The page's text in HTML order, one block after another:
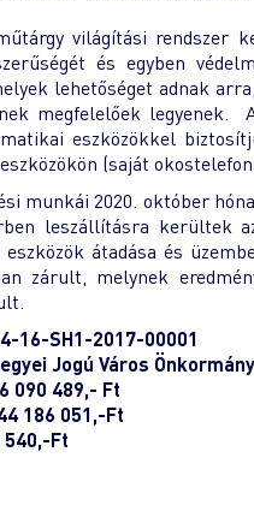
világítási
és egyben
lehetőséget adnak
megfelelőek
eszközökkel
(saját
munkái 2020. október
leszállításra kerültek
átadása és
zárult, melynek
16-SH1-2017-00001
Jogú Város
090 489,- Ft
186 051,-Ft
Ft